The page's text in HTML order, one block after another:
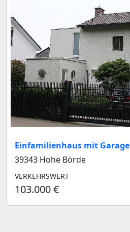
Einfamilienhaus mit Garage
39343 Hohe Börde
VERKEHRSWERT
103.000 €